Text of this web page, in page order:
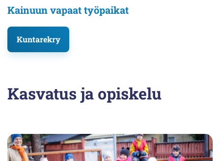
Kainuun vapaat työpaikat
Kuntarekry
Kasvatus ja opiskelu